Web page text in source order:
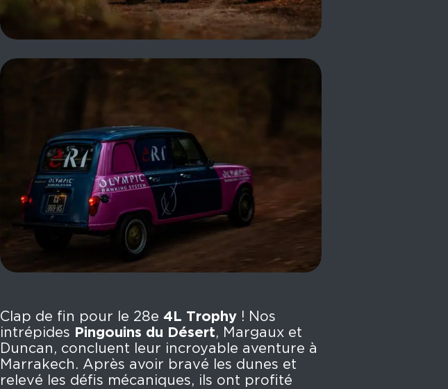
Clap de fin pour le 28e 4L Trophy! Nos
intrépides
Pingouins du Désert, Margaux et
Duncan, concluent leur incroyable aventure à
Marrakech. Après avoir bravé les dunes et
relevé les défis mécaniques, ils ont profité